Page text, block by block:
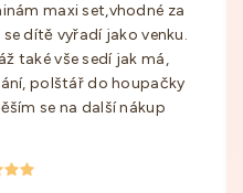
maxi set,vhodné za
dítě vyřadí jako venku.
také vše sedí jak má,
polštář do houpačky
se na další nákup